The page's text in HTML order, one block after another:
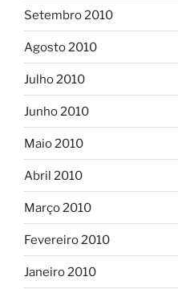
Setembro 2010
Agosto 2010
Julho 2010
Junho 2010
Maio 2010
Abril 2010
Março 2010
Fevereiro 2010
Janeiro 2010